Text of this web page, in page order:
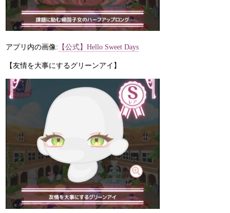
アプリ内の画像: 【公式】Hello Sweet Days
【友情を大事にするグリーンアイ】